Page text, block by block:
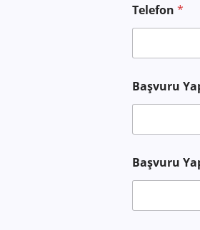
Telefon *
Başvuru
Başvuru